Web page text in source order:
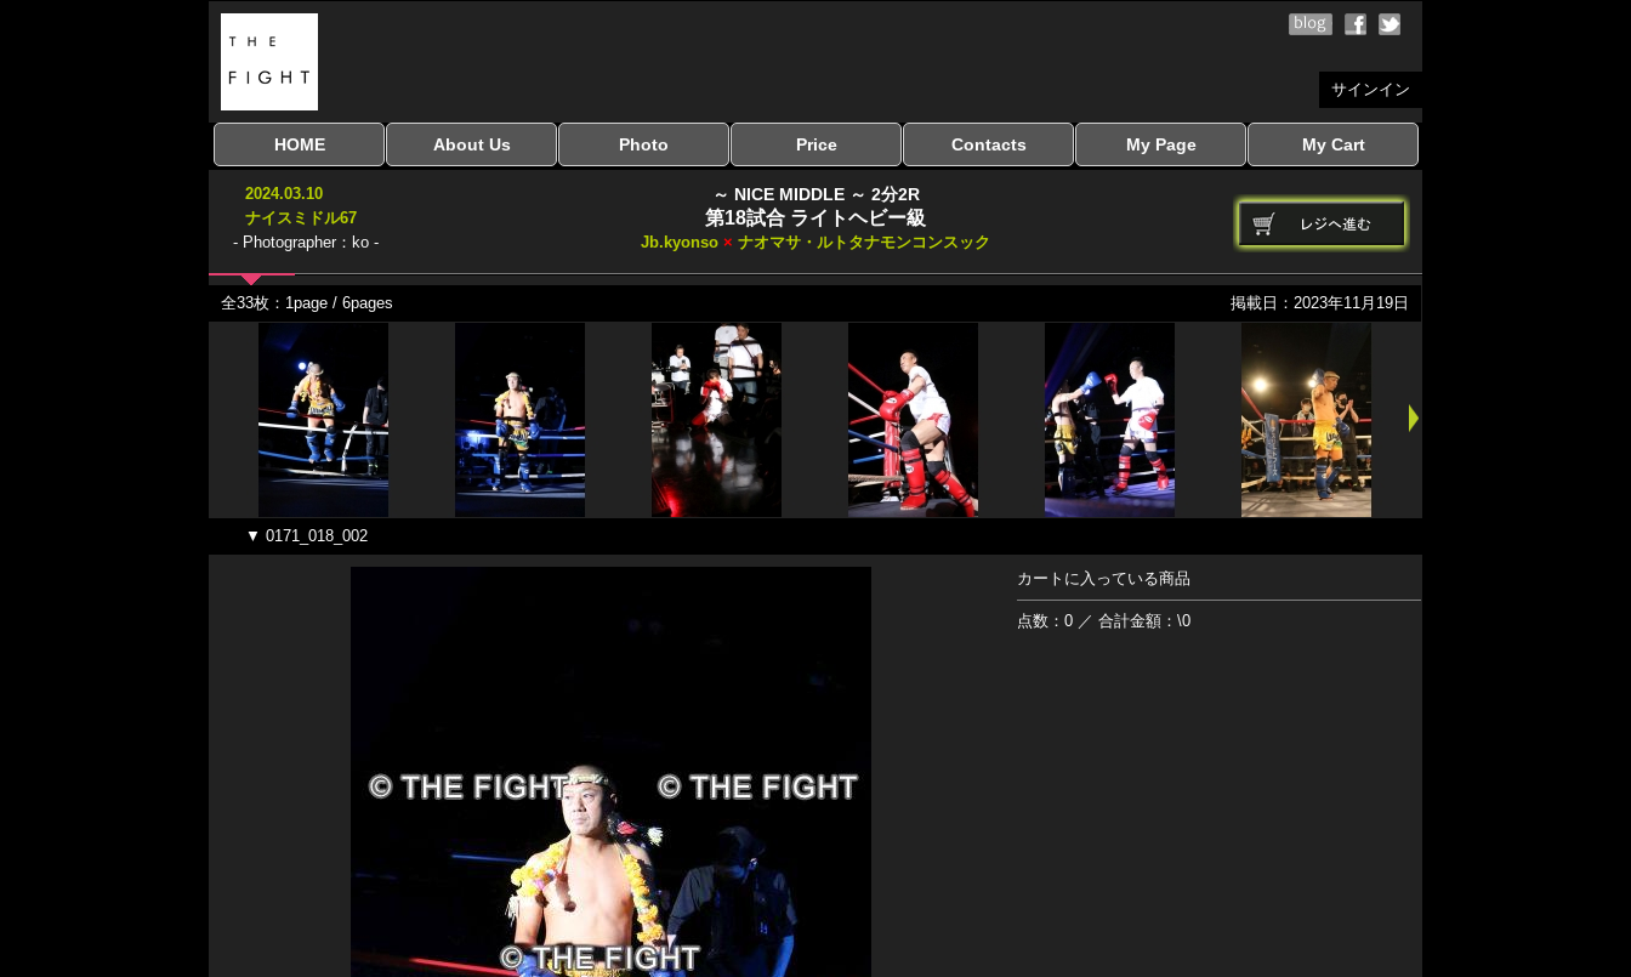
サインイン
HOME
全興行を表示
ナイスミドル
アマチュアキック
協議会
全日本学生キック
建武館キッズ大会
Bigbang
おやじファイト
About Us Photo Price
料金
お支払い方法
Contacts My Page My Cart
カートを見る
2024.03.10
ナイスミドル67
- Photographer：ko -
～ NICE MIDDLE ～ 2分2R
第18試合 ライトヘビー級
Jb.kyonso × ナオマサ・ルトタナモンコンスック
全33枚：1page / 6pages 掲載日：2023年11月19日
▼ 0171_018_002
カートに入っている商品
点数：0 ／ 合計金額：\0